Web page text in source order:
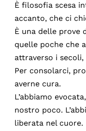
È filosofia scesa
accanto, che ci
È una delle prove
quelle poche che
attraverso i
Per consolarci,
averne cura.
L’abbiamo
nostro poco.
liberata nel cuore.